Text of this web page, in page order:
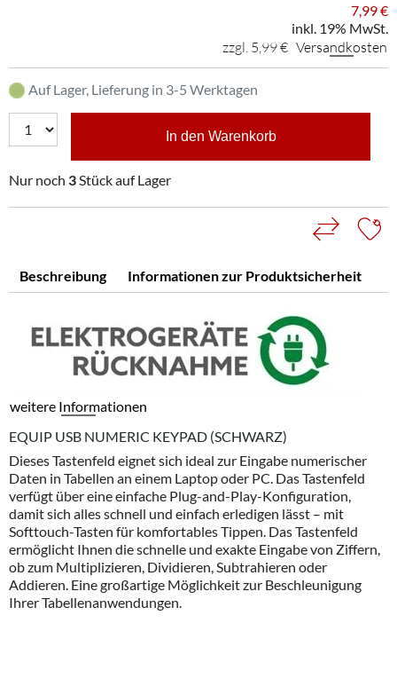
7,99 €
inkl. 19% MwSt.
zzgl. 5,99 € Versandkosten
Auf Lager, Lieferung in 3-5 Werktagen
In den Warenkorb
Nur noch 3Stück auf Lager
Beschreibung Informationen zur Produktsicherheit
weitere Informationen
EQUIP USB NUMERIC KEYPAD (SCHWARZ)
Dieses Tastenfeld eignet sich ideal zur Eingabe numerischer
Daten in Tabellen an einem Laptop oder PC. Das Tastenfeld
verfügt über eine einfache Plug-and-Play-Konfiguration,
damit sich alles schnell und einfach erledigen lässt – mit
Softtouch-Tasten für komfortablesTippen. DasTastenfeld
ermöglicht Ihnen dieschnelle und exakte Eingabevon Ziffern,
obzum Multiplizieren, Dividieren,Subtrahieren oder
Addieren. Einegroßartige Möglichkeitzur Beschleunigung
IhrerTabellenanwendungen.